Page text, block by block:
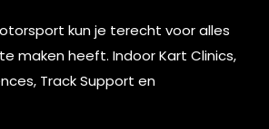
kun je terecht voor alles
maken heeft. Indoor Kart Clinics,
Track Support en